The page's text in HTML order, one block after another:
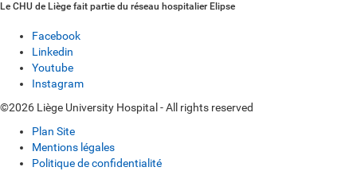
Le CHU de Liège fait partie du réseau hospitalier Elipse
Facebook
Linkedin
Youtube
Instagram
©2026 Liège University Hospital - All rights reserved
Plan Site
Mentions légales
Politique de confidentialité